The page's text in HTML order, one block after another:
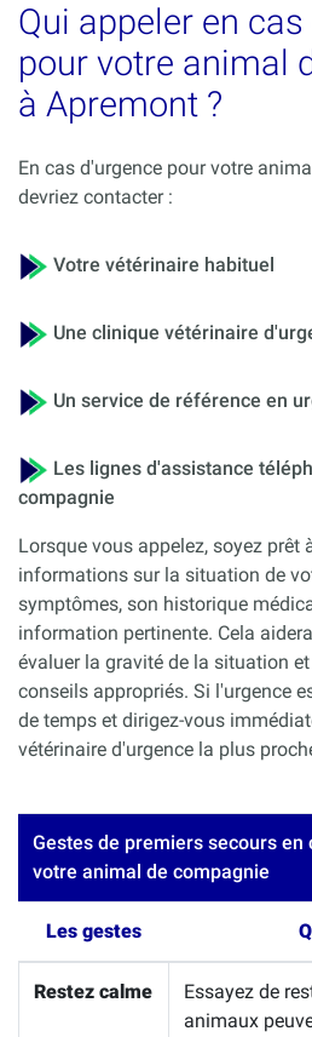
Qui appeler en cas
pour votre animal
à Apremont ?
En cas d'urgence pour votre
devriez contacter :
Votre vétérinaire habituel
Une clinique vétérinaire
Un service de référence en
Les lignes d'assistance
compagnie
Lorsque vous appelez, soyez prêt
informations sur la situation de
symptômes, son historique
information pertinente. Cela
évaluer la gravité de la situation
conseils appropriés. Si l'urgence
de temps et dirigez-vous
vétérinaire d'urgence la plus
Gestes de premiers secours en
votre animal de compagnie
Les gestes
Restez calme
Essayez de
animaux